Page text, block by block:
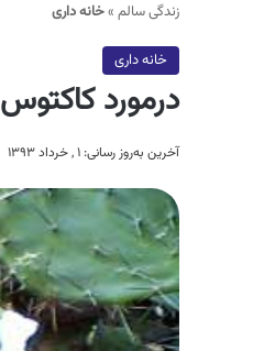
زندگی سالم »خانه داری
خانه داری
درمورد
آخرین به‌روز رسانی: ۱ , خرداد ۱۳۹۳